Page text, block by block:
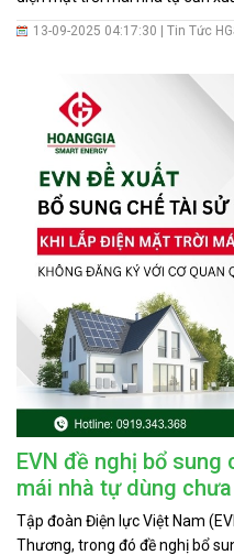
solar) tại Việt Nam.
13-09-2025 04:17:30 | Tin Tức
EVN đề nghị bổ
mái nhà tự dùng
Tập đoàn Điện lực Việt Nam
Thương, trong đó đề nghị bổ